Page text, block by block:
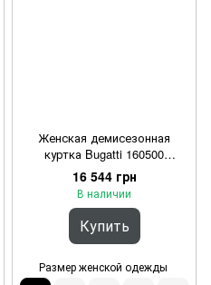
Женская демисезонная
куртка Bugatti 160500
11232/30 Бежевый 34
16 544 грн
В наличии
Купить
Размер женской одежды